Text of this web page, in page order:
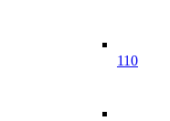
110